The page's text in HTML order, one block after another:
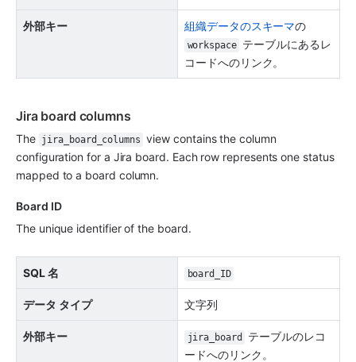
外部キー 組織データのスキーマ
workspace テーブルにあるレ
コードへのリンク。
Jira board columns
The jira_board_columns view contains the column
configuration for a Jira board. Each row represents one status
mapped to a board column.
Board ID
The unique identifier of the board.
SQL 名 board_ID
データ タイプ 文字列
外部キー jira_board
テーブルのレコ
ードへのリンク。